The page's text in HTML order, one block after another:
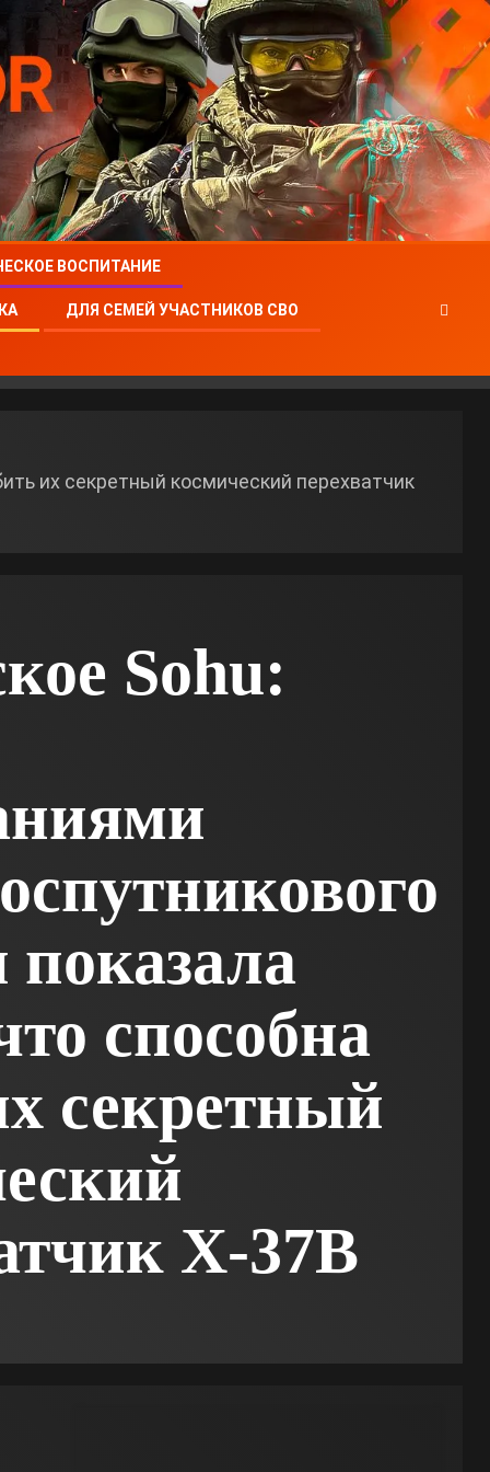
ВОСПИТАНИЕ
ДЛЯ СЕМЕЙ УЧАСТНИКОВ СВО
их секретный космический перехватчик
Sohu:
способна
секретный
X-37B